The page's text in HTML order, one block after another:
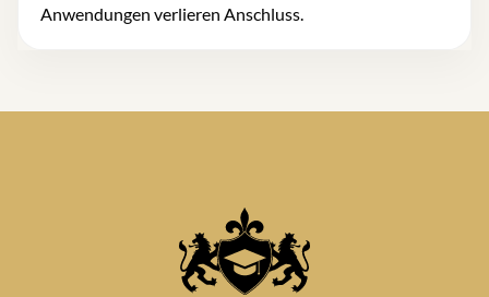
Anwendungen verlieren Anschluss.